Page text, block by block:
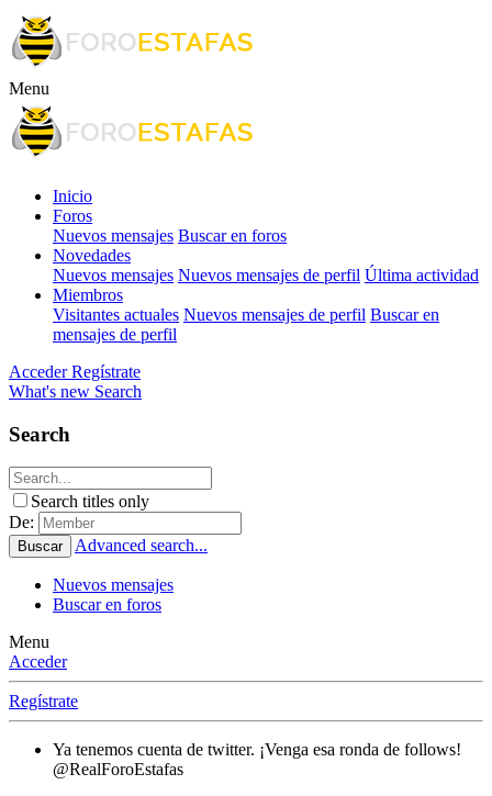
Menu
Inicio
Foros
Nuevos mensajes Buscar en foros
Novedades
Nuevos mensajes Nuevos mensajes de perfil Última actividad
Miembros
Visitantes actuales Nuevos mensajes de perfil Buscar en
mensajes de perfil
Acceder Regístrate
What's new Search
Search
Search titles only
De:
Buscar Advanced search...
Nuevos mensajes
Buscar en foros
Menu
Acceder
Regístrate
Ya tenemos cuenta de twitter. ¡Venga esa ronda de follows!
@RealForoEstafas